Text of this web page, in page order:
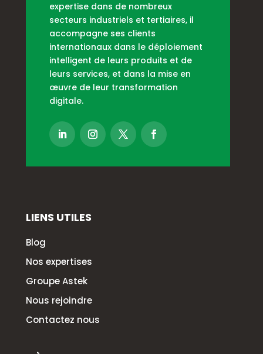
expertise dans de nombreux
secteurs industriels et tertiaires, il
accompagne ses clients
internationaux dans le déploiement
intelligent de leurs produits et de
leurs services, et dans la mise en
œuvre de leur transformation
digitale.
LIENS UTILES
Blog
Nos expertises
Groupe Astek
Nous rejoindre
Contactez nous